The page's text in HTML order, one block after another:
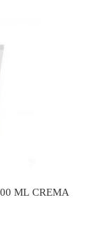
ML CREMA